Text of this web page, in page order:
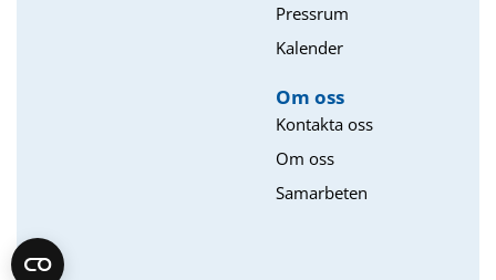
Pressrum
Kalender
Om oss​
Kontakta oss
Om oss
Samarbeten